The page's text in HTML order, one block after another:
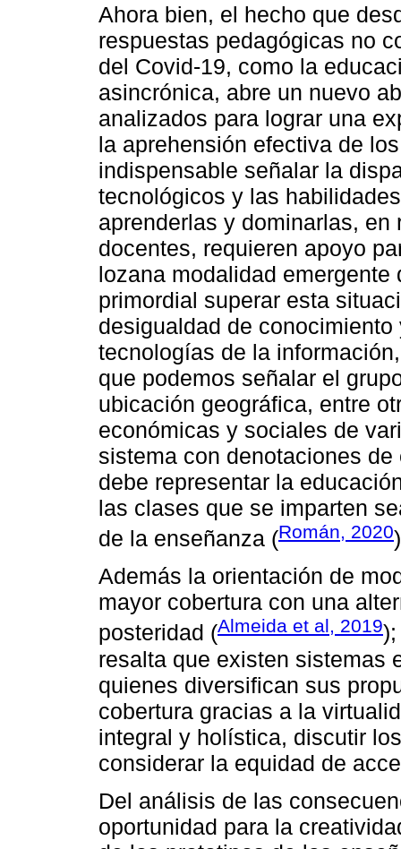
Ahora bien, el hecho que
respuestas pedagógicas no
del Covid-19, como la
asincrónica, abre un nuevo
analizados para lograr una
la aprehensión efectiva de
indispensable señalar la
tecnológicos y las
aprenderlas y dominarlas,
docentes, requieren apoyo
lozana modalidad
primordial superar esta
desigualdad de
tecnologías de la
que podemos señalar el
ubicación geográfica, entre
económicas y sociales de
sistema con denotaciones
debe representar la
las clases que se imparten
de la enseñanza (Román, 2020
Además la orientación de
mayor cobertura con una
posteridad (Almeida et al, 2019
resalta que existen sistemas
quienes diversifican sus
cobertura gracias a la
integral y holística, discutir
considerar la equidad de
Del análisis de las
oportunidad para la